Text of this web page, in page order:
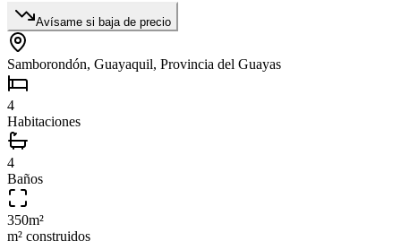
Avísame si baja de precio
Samborondón, Guayaquil, Provincia del Guayas
4
Habitaciones
4
Baños
350m²
m² construidos